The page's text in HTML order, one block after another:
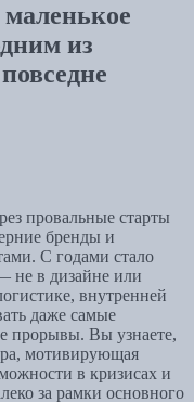
из
провальные старты
бренды и
С годами стало
не в дизайне или
внутренней
даже самые
прорывы. Вы узнаете,
мотивирующая
в кризисах и
за рамки основного